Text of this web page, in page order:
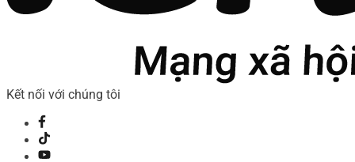
Kết nối với chúng tôi